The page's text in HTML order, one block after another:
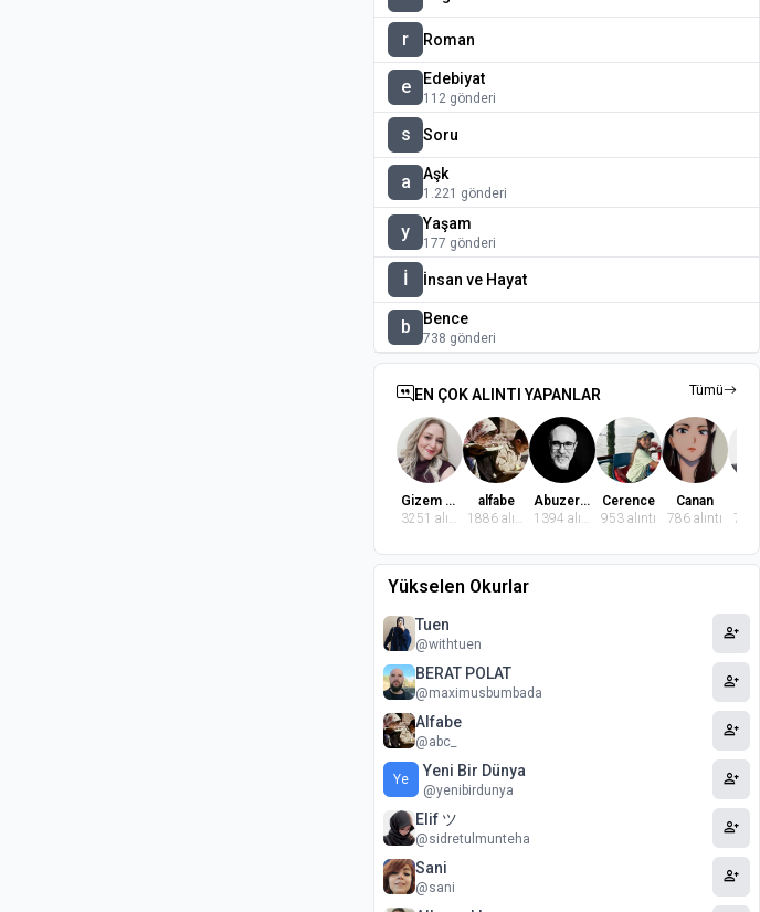
r Roman
e Edebiyat
112 gönderi
s Soru
a Aşk
1.221 gönderi
y Yaşam
177 gönderi
İ İnsan ve Hayat
b Bence
738 gönderi
EN ÇOK ALINTI YAPANLAR Tümü
Gizem Dindaroğlu
3251 alıntı
alfabe
1886 alıntı
Abuzer Badem
1394 alıntı
Cerence
953 alıntı
Canan
786 alıntı
772
Yükselen Okurlar
Tuen
@withtuen person_add
BERAT POLAT
@maximusbumbada person_add
Alfabe
@abc_ person_add
Ye Yeni Bir Dünya
@yenibirdunya person_add
Elif ツ
@sidretulmunteha person_add
Sani
@sani person_add